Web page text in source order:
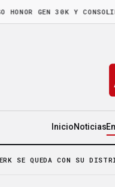
GEN 30K Y CONSOLIDA
InicioNoticias
SE QUEDA CON SU